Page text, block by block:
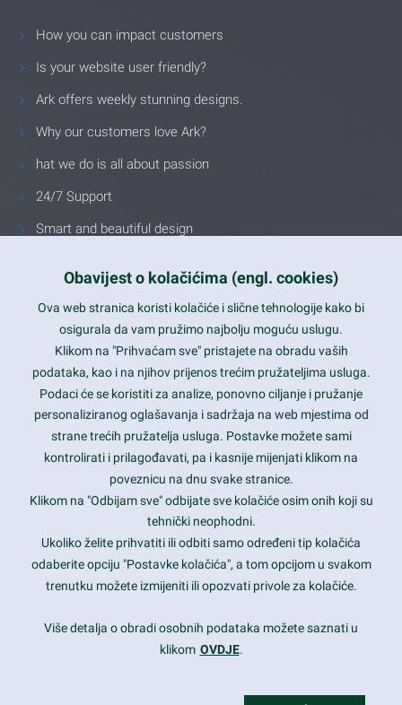
How you can impact customers
Is your website user friendly?
Ark offers weekly stunning designs.
Why our customers love Ark?
hat we do is all about passion
24/7 Support
Smart and beautiful design
Latest trends and much more...
Contact Info
1600 Amphitheatre Parkway, Mountain View, CA 94043
prothemes.net@gmail.com
Daily: 9:00 am - 6:00 pm
Sunday: Closed
Copyright 2017FRESHFACE© All Rights Reserved
Obavijest o kolačićima (engl. cookies)
Ova web stranica koristi kolačiće i slične tehnologije kako bi
osigurala da vam pružimo najbolju moguću uslugu.
Klikom na "Prihvaćam sve" pristajete na obradu vaših
podataka, kao i na njihov prijenos trećim pružateljima usluga.
Podaci će se koristiti za analize, ponovno ciljanje i pružanje
personaliziranog oglašavanja i sadržaja na web mjestima od
strane trećih pružatelja usluga. Postavke možete sami
kontrolirati i prilagođavati, pa i kasnije mijenjati klikom na
poveznicu na dnu svake stranice.
Klikom na "Odbijam sve" odbijate sve kolačiće osim onih koji su
tehnički neophodni.
Ukoliko želite prihvatiti ili odbiti samo određeni tip kolačića
odaberite opciju "Postavke kolačića", a tom opcijom u svakom
trenutku možete izmijeniti ili opozvati privole za kolačiće.
Više detalja o obradi osobnih podataka možete saznati u
klikom OVDJE.